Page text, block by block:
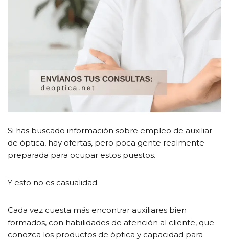
Si has buscado información sobre empleo de auxiliar
de óptica, hay ofertas, pero poca gente realmente
preparada para ocupar estos puestos.
Y esto no es casualidad.
Cada vez cuesta más encontrar auxiliares bien
formados, con habilidades de atención al cliente, que
conozca los productos de óptica y capacidad para